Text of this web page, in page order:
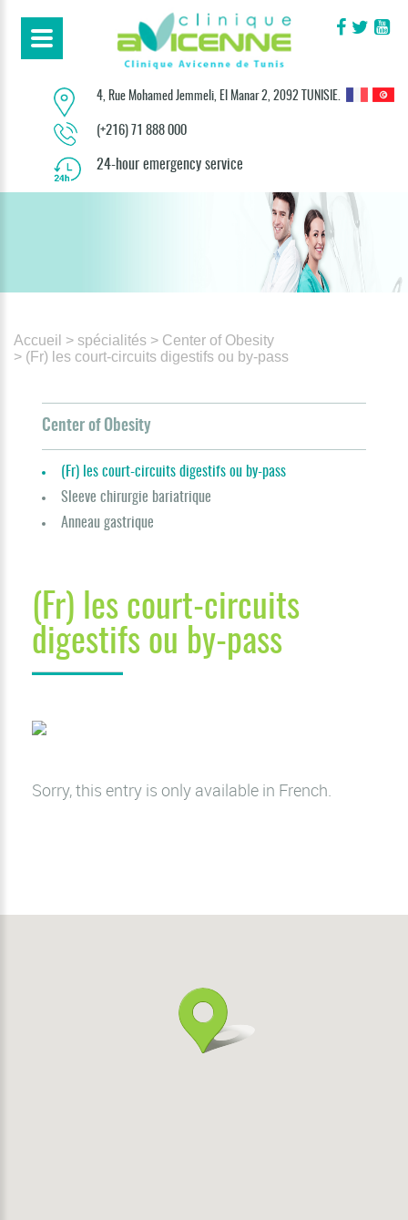
4, Rue Mohamed Jemmeli, El Manar 2, 2092 TUNISIE.
(+216) 71 888 000
24-hour emergency service
Accueil > spécialités > Center of Obesity
> (Fr) les court-circuits digestifs ou by-pass
Center of Obesity
(Fr) les court-circuits digestifs ou by-pass
Sleeve chirurgie bariatrique
Anneau gastrique
(Fr) les court-circuits
digestifs ou by-pass
Sorry, this entry is only available in French